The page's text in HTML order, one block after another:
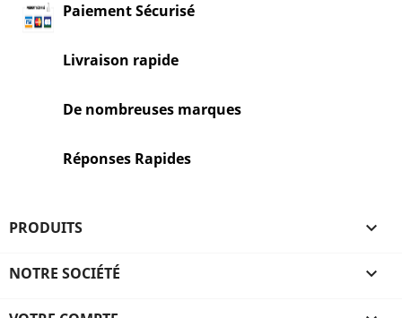
Paiement Sécurisé
Livraison rapide
De nombreuses marques
Réponses Rapides
PRODUITS 
NOTRE SOCIÉTÉ 